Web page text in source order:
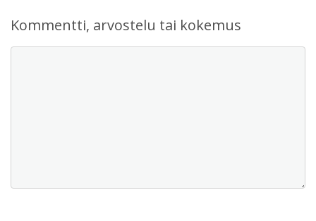
Kommentti, arvostelu tai kokemus